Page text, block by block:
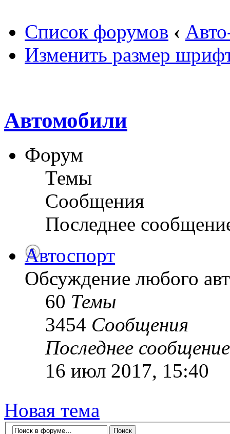
Список форумов ‹
Изменить размер
Автомобили
Форум
Темы
Сообщения
Последнее
Автоспорт
Обсуждение любого
60 Темы
3454 Сообщения
Последнее сообщение
16 июл 2017, 15:40
Новая тема